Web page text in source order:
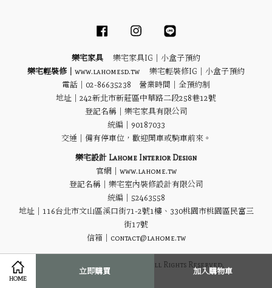
HOME
立即購買 加入購物車
Facebook Instagram
樂宅家具 樂宅家具IG｜ 小盒子預約
樂宅輕裝修｜ www.lahomesd.tw 樂宅輕裝修IG｜ 小盒子預約
電話｜02-86635238 營業時間｜全預約制
地址｜ 242新北市新莊區中華路二段258巷12號
登記名稱｜樂宅家具有限公司
統編｜90187033
交通｜備有停車位，歡迎開車或騎車前來。
樂宅設計 Lahome Interior Design
官網｜www.lahome.tw
登記名稱｜樂宅室內裝修設計有限公司
統編｜52463558
地址｜116台北市文山區溪口街71-2號1樓、330桃園市桃園區民富三
街17號
信箱｜contact@lahome.tw
Ⓒ 2021 Lahome Homeware All Rights Reserved.